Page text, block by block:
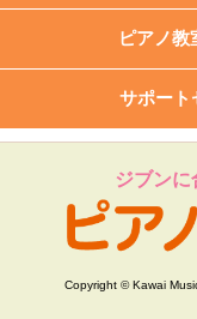
ピアノ教
サポート
ジブンに
Copyright © Kawai